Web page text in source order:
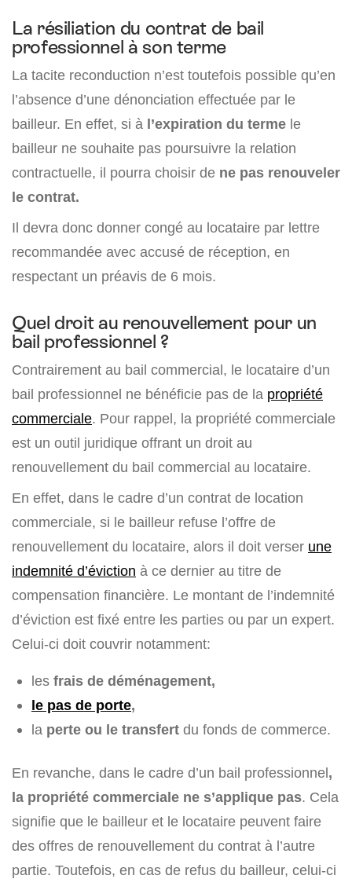
La résiliation du contrat de bail
professionnel à son terme
La tacite reconduction n’est toutefois possible qu’en
l’absence d’une dénonciation effectuée par le
bailleur. En effet, si à l’expiration du terme le
bailleur ne souhaite pas poursuivre la relation
contractuelle, il pourra choisir de ne pas renouveler
le contrat.
Il devra donc donner congé au locataire par lettre
recommandée avec accusé de réception, en
respectant un préavis de 6 mois.
Quel droit au renouvellement pour un
bail professionnel ?
Contrairement au bail commercial, le locataire d’un
bail professionnel ne bénéficie pas de la propriété
commerciale. Pour rappel, la propriété commerciale
est un outil juridique offrant un droit au
renouvellement du bail commercial au locataire.
En effet, dans le cadre d’un contrat de location
commerciale, si le bailleur refuse l’offre de
renouvellement du locataire, alors il doit verser une
indemnité d’éviction à ce dernier au titre de
compensation financière. Le montant de l’indemnité
d’éviction est fixé entre les parties ou par un expert.
Celui-ci doit couvrir notamment:
les frais de déménagement,
le pas de porte,
la perte ou le transfert du fonds de commerce.
En revanche, dans le cadre d’un bail professionnel,
la propriété commerciale ne s’applique pas. Cela
signifie que le bailleur et le locataire peuvent faire
des offres de renouvellement du contrat à l’autre
partie. Toutefois, en cas de refus du bailleur, celui-ci